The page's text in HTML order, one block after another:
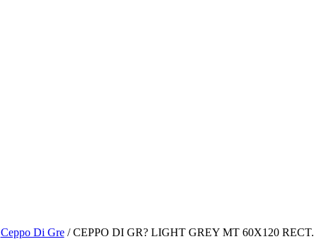
Ceppo Di Gre/ CEPPO DI GR? LIGHT GREY MT 60X120 RECT.